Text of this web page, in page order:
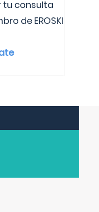
tu consulta
de EROSKI